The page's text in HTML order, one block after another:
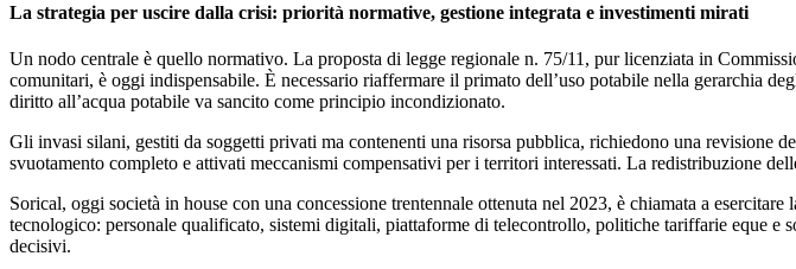
La strategia per uscire dalla crisi: priorità normative, gestione integrata e investimenti mirati
Un nodo centrale è quello normativo. La proposta di legge regionale n. 75/11 , pur licenziata in
comunitari, è oggi indispensabile. È necessario riaffermare il primato dell’uso potabile nella gerarchia
diritto all’acqua potabile va sancito come principio incondizionato.
Gli invasi silani, gestiti da soggetti privati ma contenenti una risorsa pubblica, richiedono una revisione
svuotamento completo e attivati meccanismi compensativi per i territori interessati. La redistribuzione
Sorical, oggi società in house con una concessione trentennale ottenuta nel 2023, è chiamata a esercitare
tecnologico: personale qualificato, sistemi digitali, piattaforme di telecontrollo, politiche tariffarie eque e
decisivi.